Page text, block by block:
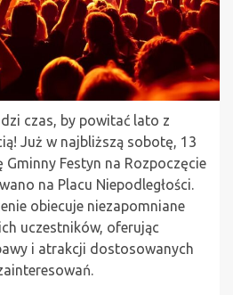
czas, by powitać lato z
Już w najbliższą sobotę, 13
Festyn na Rozpoczęcie
na Placu Niepodległości.
obiecuje niezapomniane
uczestników, oferując
i atrakcji dostosowanych